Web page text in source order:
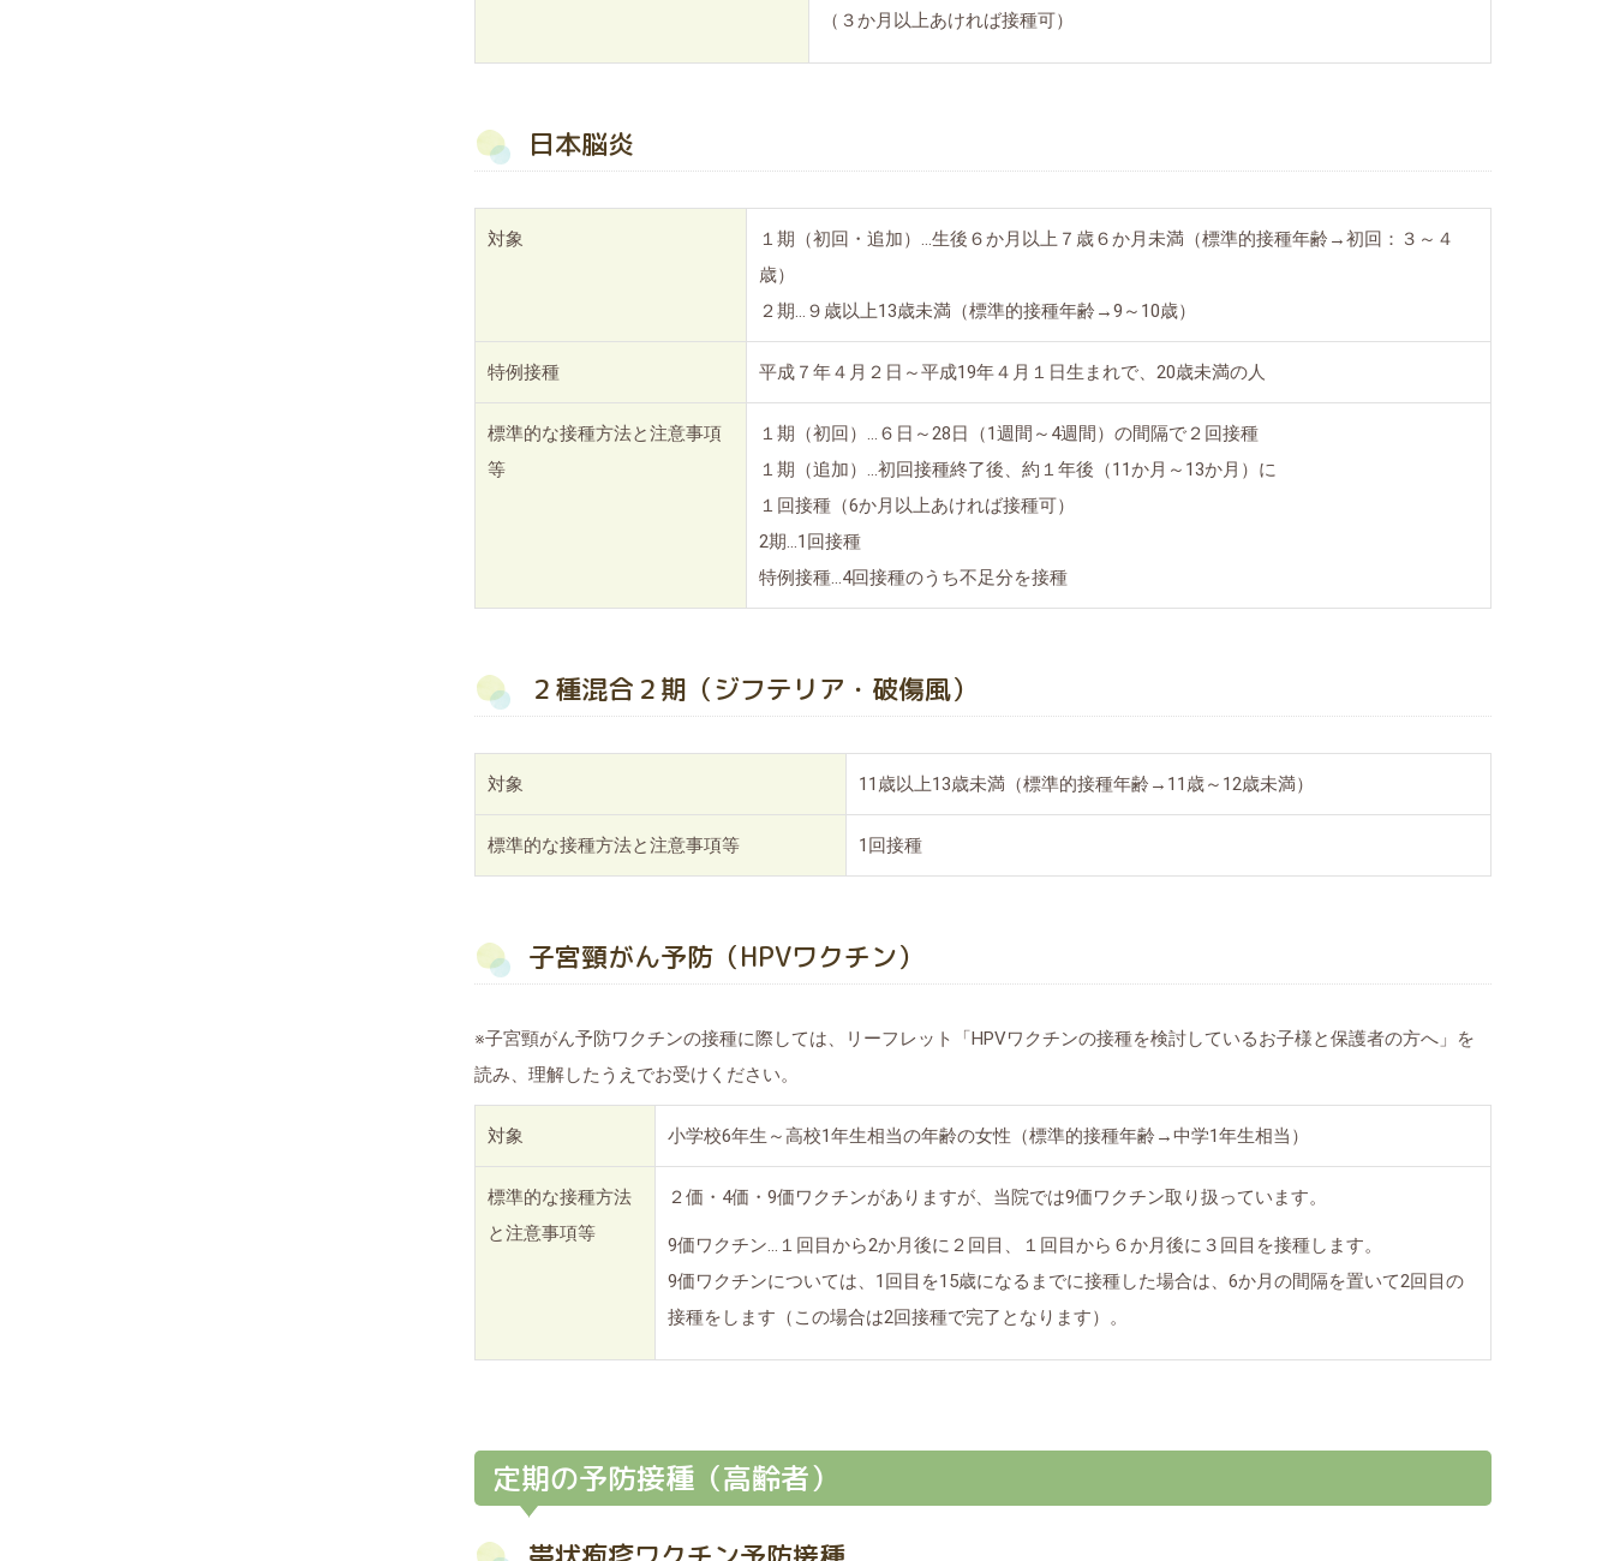
（３か月以上あければ接種可）
日本脳炎
対象
１期（初回・追加）…生後６か月以上７歳６か月未満（標準的接種年齢→初回：３～４
歳）
２期…９歳以上13歳未満（標準的接種年齢→9～10歳）
特例接種 平成７年４月２日～平成19年４月１日生まれで、20歳未満の人
標準的な接種方法と注意事項
等
１期（初回）…６日～28日（1週間～4週間）の間隔で２回接種
１期（追加）…初回接種終了後、約１年後（11か月～13か月）に
１回接種（6か月以上あければ接種可）
2期…1回接種
特例接種…4回接種のうち不足分を接種
２種混合２期（ジフテリア・破傷風）
対象 11歳以上13歳未満（標準的接種年齢→11歳～12歳未満）
標準的な接種方法と注意事項等 1回接種
子宮頸がん予防（HPVワクチン）
※子宮頸がん予防ワクチンの接種に際しては、リーフレット「HPVワクチンの接種を検討しているお子様と保護者の方へ」を
読み、理解したうえでお受けください。
対象 小学校6年生～高校1年生相当の年齢の女性（標準的接種年齢→中学1年生相当）
標準的な接種方法
と注意事項等
２価・4価・9価ワクチンがありますが、当院では9価ワクチン取り扱っています。
9価ワクチン…１回目から2か月後に２回目、１回目から６か月後に３回目を接種します。
9価ワクチンについては、1回目を15歳になるまでに接種した場合は、6か月の間隔を置いて2回目の
接種をします（この場合は2回接種で完了となります）。
定期の予防接種（高齢者）